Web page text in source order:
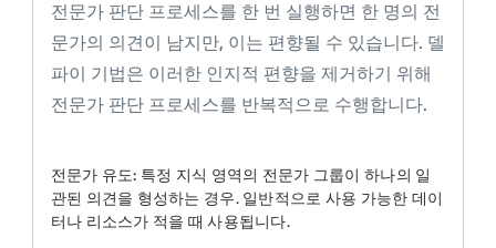
전문가 판단 프로세스를 한 번 실행하면 한 명의 전
문가의 의견이 남지만, 이는 편향될 수 있습니다. 델
파이 기법은 이러한 인지적 편향을 제거하기 위해
전문가 판단 프로세스를 반복적으로 수행합니다.
전문가 유도: 특정 지식 영역의 전문가 그룹이 하나의 일
관된 의견을 형성하는 경우. 일반적으로 사용 가능한 데이
터나 리소스가 적을 때 사용됩니다.